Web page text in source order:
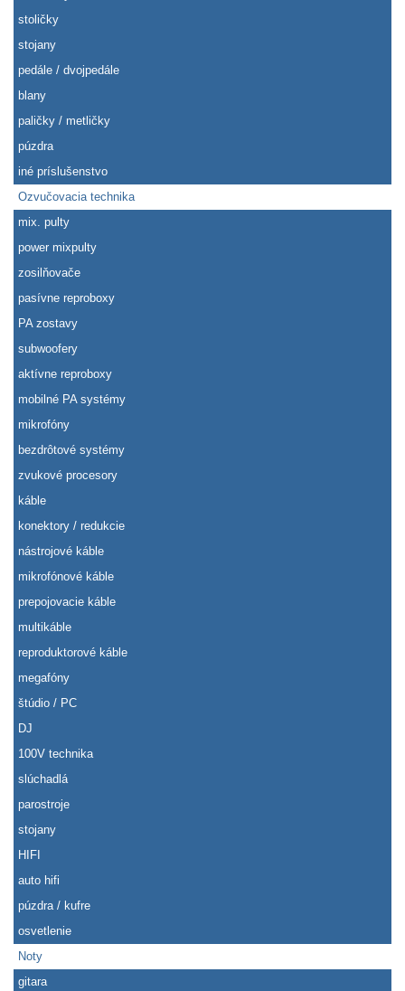
stoličky
stojany
pedále / dvojpedále
blany
paličky / metličky
púzdra
iné príslušenstvo
Ozvučovacia technika
mix. pulty
power mixpulty
zosilňovače
pasívne reproboxy
PA zostavy
subwoofery
aktívne reproboxy
mobilné PA systémy
mikrofóny
bezdrôtové systémy
zvukové procesory
káble
konektory / redukcie
nástrojové káble
mikrofónové káble
prepojovacie káble
multikáble
reproduktorové káble
megafóny
štúdio / PC
DJ
100V technika
slúchadlá
parostroje
stojany
HIFI
auto hifi
púzdra / kufre
osvetlenie
Noty
gitara